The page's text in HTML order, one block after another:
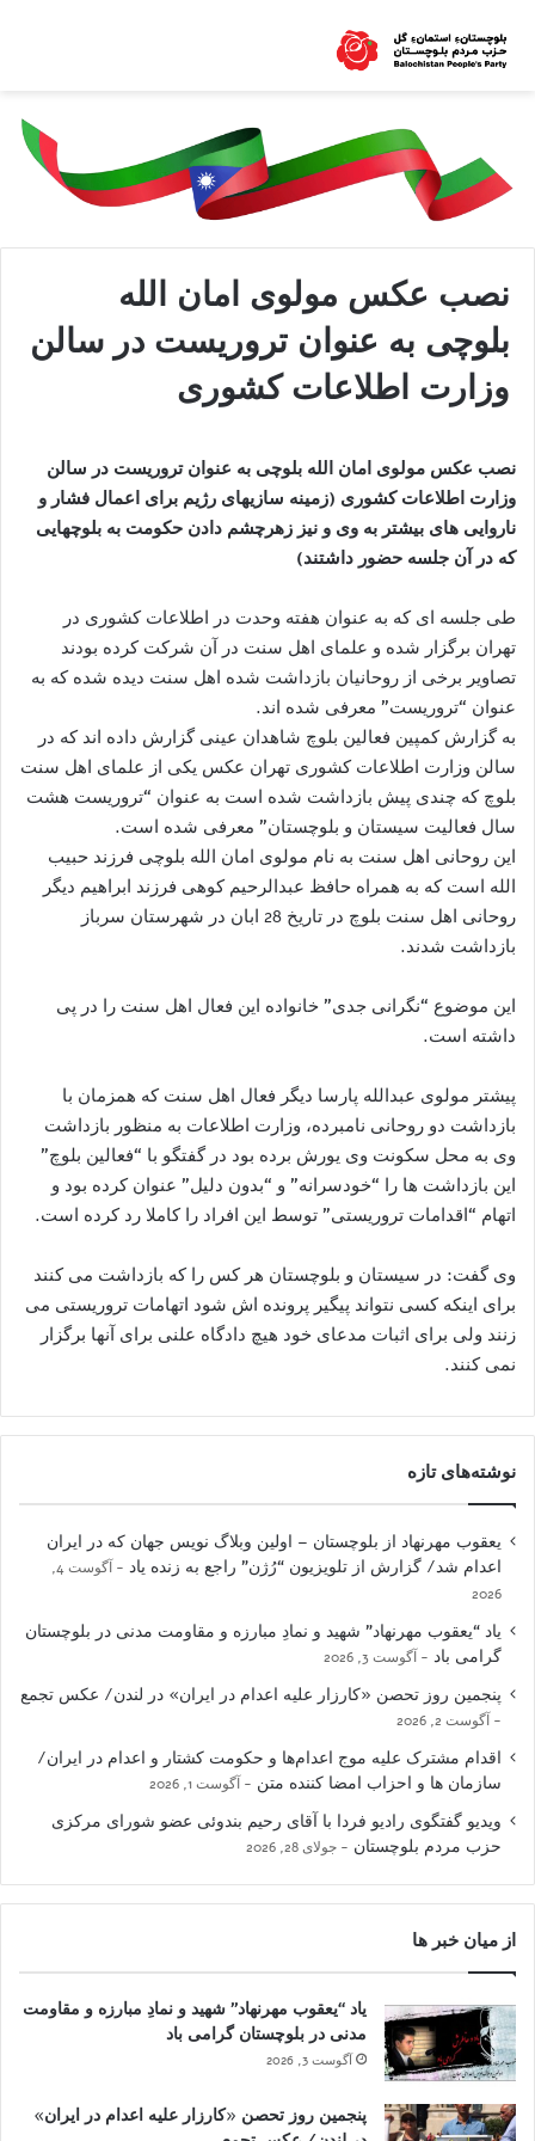
نصب عکس مولوی امان الله
بلوچی به عنوان تروریست در سالن
وزارت اطلاعات کشوری
نصب عکس مولوی امان الله بلوچی به عنوان تروریست در سالن
وزارت اطلاعات کشوری (زمینه سازیهای رژیم برای اعمال فشار و
ناروایی های بیشتر به وی و نیز زهرچشم دادن حکومت به بلوچهایی
که در آن جلسه حضور داشتند)
طی جلسه ای که به عنوان هفته وحدت در اطلاعات کشوری در
تهران برگزار شده و علمای اهل سنت در آن شرکت کرده بودند
تصاویر برخی از روحانیان بازداشت شده اهل سنت دیده شده که به
عنوان “تروریست” معرفی شده اند.
به گزارش کمپین فعالین بلوچ شاهدان عینی گزارش داده اند که در
سالن وزارت اطلاعات کشوری تهران عکس یکی از علمای اهل سنت
بلوچ که چندی پیش بازداشت شده است به عنوان “تروریست هشت
سال فعالیت سیستان و بلوچستان” معرفی شده است.
این روحانی اهل سنت به نام مولوی امان الله بلوچی فرزند حبیب
الله است که به همراه حافظ عبدالرحیم کوهی فرزند ابراهیم دیگر
روحانی اهل سنت بلوچ در تاریخ 28 ابان در شهرستان سرباز
بازداشت شدند.
این موضوع “نگرانی جدی” خانواده این فعال اهل سنت را در پی
داشته است.
پیشتر مولوی عبدالله پارسا دیگر فعال اهل سنت که همزمان با
بازداشت دو روحانی نامبرده، وزارت اطلاعات به منظور بازداشت
وی به محل سکونت وی یورش برده بود در گفتگو با “فعالین بلوچ”
این بازداشت ها را “خودسرانه” و “بدون دلیل” عنوان کرده بود و
اتهام “اقدامات تروریستی” توسط این افراد را کاملا رد کرده است.
وی گفت: در سیستان و بلوچستان هر کس را که بازداشت می کنند
برای اینکه کسی نتواند پیگیر پرونده اش شود اتهامات تروریستی می
زنند ولی برای اثبات مدعای خود هیچ دادگاه علنی برای آنها برگزار
نمی کنند.
نوشته‌های تازه
یعقوب مهرنهاد از بلوچستان – اولین وبلاگ نویس جهان که در ایران
اعدام شد/ گزارش از تلویزیون “رُژن” راجع به زنده یاد
آگوست 4,
2026
یاد “یعقوب مهرنهاد” شهید و نمادِ مبارزه و مقاومت مدنی در بلوچستان
گرامی باد
آگوست 3, 2026
پنجمین روز تحصن «کارزار علیه اعدام در ایران» در لندن/ عکس تجمع
آگوست 2, 2026
اقدام مشترک علیه موج اعدام‌ها و حکومت کشتار و اعدام در ایران/
سازمان ها و احزاب امضا کننده متن
آگوست 1, 2026
ویدیو گفتگوی رادیو فردا با آقای رحیم بندوئی عضو شورای مرکزی
حزب مردم بلوچستان
جولای 28, 2026
از میان خبر ها
یاد “یعقوب مهرنهاد” شهید و نمادِ مبارزه و مقاومت
مدنی در بلوچستان گرامی باد
آگوست 3, 2026
پنجمین روز تحصن «کارزار علیه اعدام در ایران»